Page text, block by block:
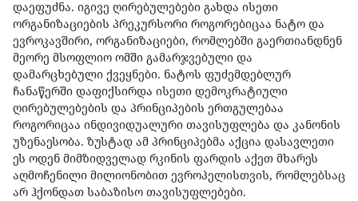
დაეფუძნა. იგივე ღირებულებები გახდა ისეთი
ორგანიზაციების პრეკურსორი როგორებიცაა ნატო და
ევროკავშირი, ორგანიზაციები, რომლებში გაერთიანდნენ
მეორე მსოფლიო ომში გამარჯვებული და
დამარცხებული ქვეყნები. ნატოს ფუძემდებლურ
ჩანაწერში დაფიქსირდა ისეთი დემოკრატიული
ღირებულებების და პრინციპების ერთგულებაა
როგორიცაა ინდივიდუალური თავისუფლება და კანონის
უზენაესობა. ზუსტად ამ პრინციპებმა აქცია დასავლეთი
ეს ოდენ მიმზიდველად რკინის ფარდის აქეთ მხარეს
აღმოჩენილი მილიონობით ევროპელისთვის, რომლებსაც
არ ჰქონდათ საბაზისო თავისუფლებები.